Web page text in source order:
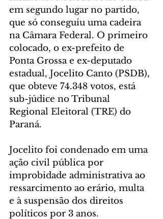
em segundo lugar no partido,
que só conseguiu uma cadeira
na Câmara Federal. O primeiro
colocado, o ex-prefeito de
Ponta Grossa e ex-deputado
estadual, Jocelito Canto (PSDB),
que obteve 74.348 votos, está
sub-júdice no Tribunal
Regional Eleitoral (TRE) do
Paraná.
Jocelito foi condenado em uma
ação civil pública por
improbidade administrativa ao
ressarcimento ao erário, multa
e à suspensão dos direitos
políticos por 3 anos.